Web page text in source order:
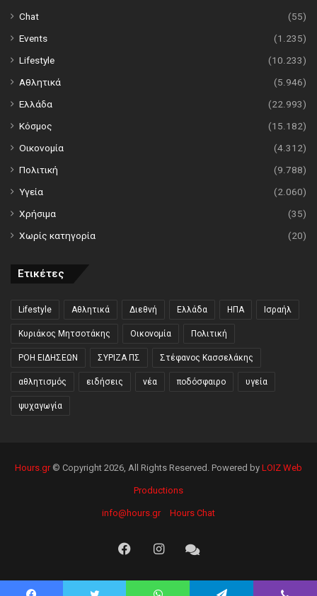
Chat
(55)
Events
(1.235)
Lifestyle
(10.233)
Αθλητικά
(5.946)
Ελλάδα
(22.993)
Κόσμος
(15.182)
Οικονομία
(4.312)
Πολιτική
(9.788)
Υγεία
(2.060)
Χρήσιμα
(35)
Χωρίς κατηγορία
(20)
Ετικέτες
Lifestyle Αθλητικά Διεθνή Ελλάδα ΗΠΑ Ισραήλ
Κυριάκος Μητσοτάκης Οικονομία Πολιτική
ΡΟΗ ΕΙΔΗΣΕΩΝ ΣΥΡΙΖΑ ΠΣ Στέφανος Κασσελάκης
αθλητισμός ειδήσεις νέα ποδόσφαιρο υγεία
ψυχαγωγία
Hours.gr© Copyright 2026, All Rights Reserved. Powered by LOIZ Web
Productions
info@hours.gr Hours Chat
FacebookInstagramHours
Chat